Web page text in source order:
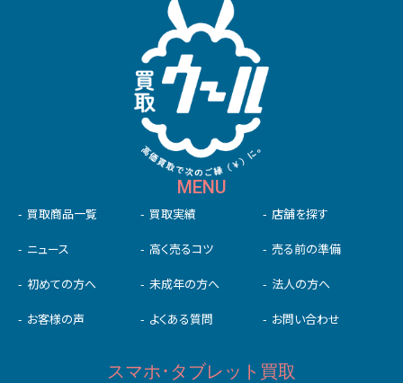
MENU
買取商品一覧 買取実績 店舗を探す
ニュース 高く売るコツ 売る前の準備
初めての⽅へ 未成年の⽅へ 法人の方へ
お客様の声 よくある質問 お問い合わせ
スマホ･タブレット買取